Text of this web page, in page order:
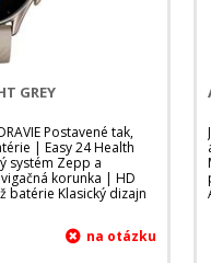
GREY
Postavené tak,
| Easy 24 Health
systém Zepp a
korunka | HD
batérie Klasický dizajn